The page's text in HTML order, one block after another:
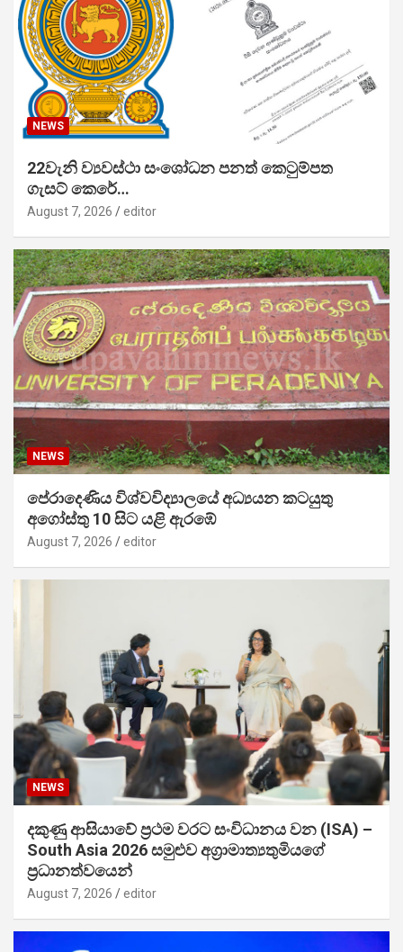
NEWS
22වැනි ව්‍යවස්ථා සංශෝධන පනත් කෙටුම්පත
ගැසට් කෙරේ…
August 7, 2026 editor
NEWS
පේරාදෙණිය විශ්වවිද්‍යාලයේ අධ්‍යයන කටයුතු
අගෝස්තු 10 සිට යළි ඇරඹේ
August 7, 2026 editor
NEWS
දකුණු ආසියාවේ ප්‍රථම වරට සංවිධානය වන (ISA) –
South Asia 2026 සමුළුව අග්‍රාමාත්‍යතුමියගේ
ප්‍රධානත්වයෙන්
August 7, 2026 editor